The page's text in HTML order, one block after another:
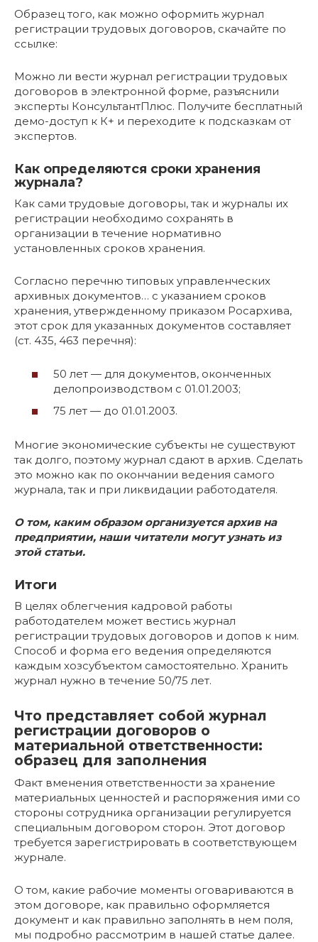
Образец того, как можно оформить журнал
регистрации трудовых договоров, скачайте по
ссылке:
Можно ли вести журнал регистрации трудовых
договоров в электронной форме, разъяснили
эксперты КонсультантПлюс. Получите бесплатный
демо-доступ к К+ и переходите к подсказкам от
экспертов.
Как определяются сроки хранения
журнала?
Как сами трудовые договоры, так и журналы их
регистрации необходимо сохранять в
организации в течение нормативно
установленных сроков хранения.
Согласно перечню типовых управленческих
архивных документов… с указанием сроков
хранения, утвержденному приказом Росархива,
этот срок для указанных документов составляет
(ст. 435, 463 перечня):
50 лет — для документов, оконченных
делопроизводством с 01.01.2003;
75 лет — до 01.01.2003.
Многие экономические субъекты не существуют
так долго, поэтому журнал сдают в архив. Сделать
это можно как по окончании ведения самого
журнала, так и при ликвидации работодателя.
О том, каким образом организуется архив на
предприятии, наши читатели могут узнать из
этой статьи.
Итоги
В целях облегчения кадровой работы
работодателем может вестись журнал
регистрации трудовых договоров и допов к ним.
Способ и форма его ведения определяются
каждым хозсубъектом самостоятельно. Хранить
журнал нужно в течение 50/75 лет.
Что представляет собой журнал
регистрации договоров о
материальной ответственности:
образец для заполнения
Факт вменения ответственности за хранение
материальных ценностей и распоряжения ими со
стороны сотрудника организации регулируется
специальным договором сторон. Этот договор
требуется зарегистрировать в соответствующем
журнале.
О том, какие рабочие моменты оговариваются в
этом договоре, как правильно оформляется
документ и как правильно заполнять в нем поля,
мы подробно рассмотрим в нашей статье далее.